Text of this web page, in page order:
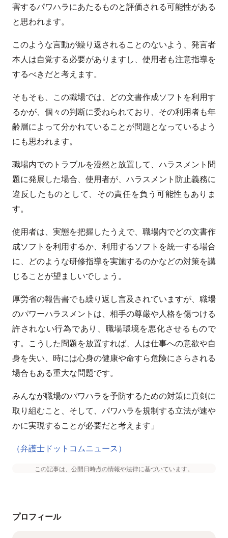
害するパワハラにあたるものと評価される可能性がある
と思われます。
このような言動が繰り返されることのないよう、発言者
本人は自覚する必要がありますし、使用者も注意指導を
するべきだと考えます。
そもそも、この職場では、どの文書作成ソフトを利用す
るかが、個々の判断に委ねられており、その利用者も年
齢層によって分かれていることが問題となっているよう
にも思われます。
職場内でのトラブルを漫然と放置して、ハラスメント問
題に発展した場合、使用者が、ハラスメント防止義務に
違反したものとして、その責任を負う可能性もありま
す。
使用者は、実態を把握したうえで、職場内でどの文書作
成ソフトを利用するか、利用するソフトを統一する場合
に、どのような研修指導を実施するのかなどの対策を講
じることが望ましいでしょう。
厚労省の報告書でも繰り返し言及されていますが、職場
のパワーハラスメントは、相手の尊厳や人格を傷つける
許されない行為であり、職場環境を悪化させるもので
す。こうした問題を放置すれば、人は仕事への意欲や自
身を失い、時には心身の健康や命すら危険にさらされる
場合もある重大な問題です。
みんなが職場のパワハラを予防するための対策に真剣に
取り組むこと、そして、パワハラを規制する立法が速や
かに実現することが必要だと考えます」
（弁護士ドットコムニュース）
この記事は、公開日時点の情報や法律に基づいています。
プロフィール